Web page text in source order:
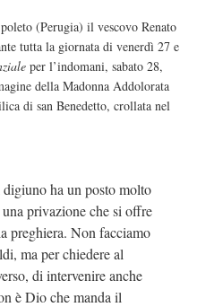
(Perugia) il vescovo Renato
tutta la giornata di venerdì 27 e
per l’indomani, sabato 28,
della Madonna Addolorata
di san Benedetto, crollata nel
ha un posto molto
privazione che si offre
preghiera. Non facciamo
ma per chiedere al
di intervenire anche
è Dio che manda il